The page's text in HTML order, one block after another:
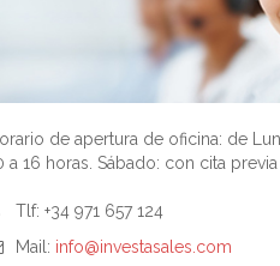
de apertura de oficina: de
a 16 horas. Sábado: con cita previa
Tlf: +34 971 657 124
Mail: info@investasales.com